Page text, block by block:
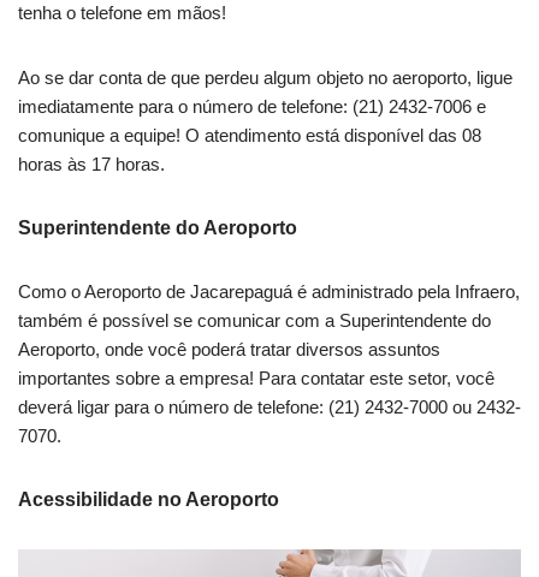
tenha o telefone em mãos!
Ao se dar conta de que perdeu algum objeto no aeroporto, ligue
imediatamente para o número de telefone: (21) 2432-7006 e
comunique a equipe! O atendimento está disponível das 08
horas às 17 horas.
Superintendente do Aeroporto
Como o Aeroporto de Jacarepaguá é administrado pela Infraero,
também é possível se comunicar com a Superintendente do
Aeroporto, onde você poderá tratar diversos assuntos
importantes sobre a empresa! Para contatar este setor, você
deverá ligar para o número de telefone: (21) 2432-7000 ou 2432-
7070.
Acessibilidade no Aeroporto